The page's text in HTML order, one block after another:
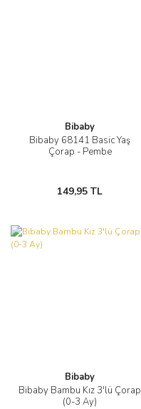
Bibaby
Bibaby 68141 Basic Yaş
Çorap - Pembe
149,95 TL
Bibaby
Bibaby Bambu Kız 3'lü Çorap
(0-3 Ay)